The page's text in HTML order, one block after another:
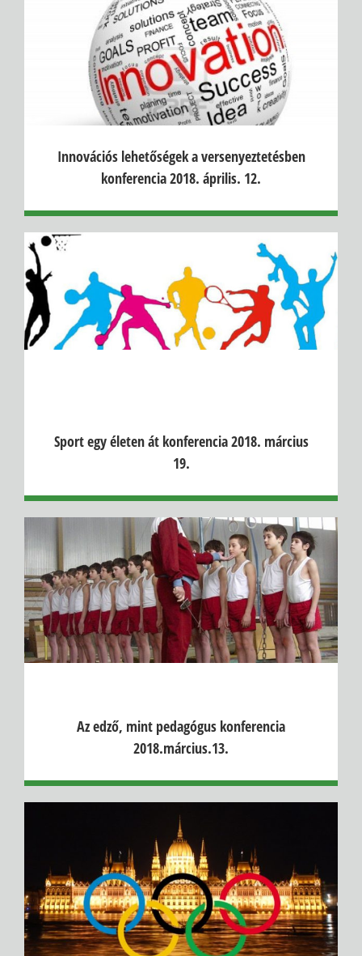
Innovációs lehetőségek a versenyeztetésben
konferencia 2018. április. 12.
Sport egy életen át konferencia 2018. március
19.
Az edző, mint pedagógus konferencia
2018.március.13.